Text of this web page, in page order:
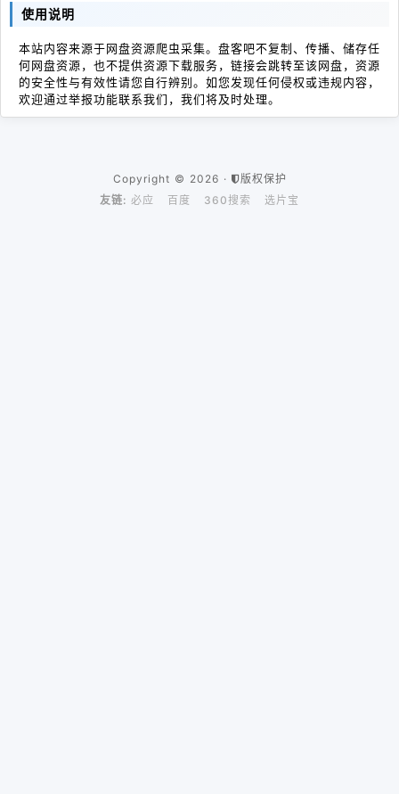
使用说明
本站内容来源于网盘资源爬虫采集。盘客吧不复制、传播、储存任
何网盘资源，也不提供资源下载服务，链接会跳转至该网盘，资源
的安全性与有效性请您自行辨别。如您发现任何侵权或违规内容，
欢迎通过举报功能联系我们，我们将及时处理。
Copyright © 2026 ·
版权保护
友链: 必应 百度 360搜索 选片宝